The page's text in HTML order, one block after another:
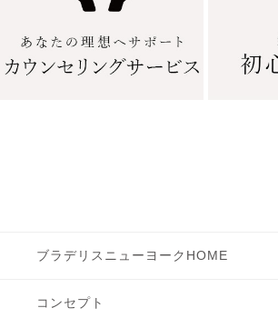
ブラデリスニューヨークHOME
コンセプト